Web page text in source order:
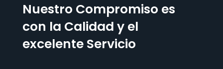
Nuestro Compromiso es
con la Calidad y el
excelente Servicio